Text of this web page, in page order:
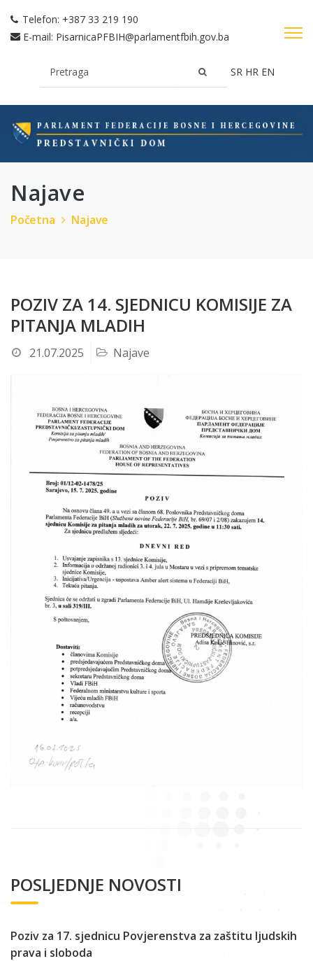
Telefon: +387 33 219 190
E-mail: PisarnicaPFBIH@parlamentfbih.gov.ba
SR HR EN
Najave
Početna Najave
POZIV ZA 14. SJEDNICU KOMISIJE ZA
PITANJA MLADIH
21.07.2025 Najave
POSLJEDNJE NOVOSTI
Poziv za 17. sjednicu Povjerenstva za zaštitu ljudskih
prava i sloboda